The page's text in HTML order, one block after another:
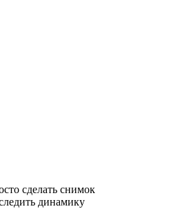
сделать снимок
динамику